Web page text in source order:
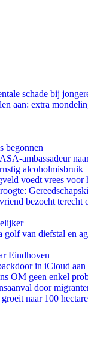
schade bij
aan: extra
begonnen
ambassadeur
alcoholmisbruik
voedt vrees voor
bezocht terecht
van diefstal en
Eindhoven
in iCloud aan
OM geen enkel
door
naar 100 hectare